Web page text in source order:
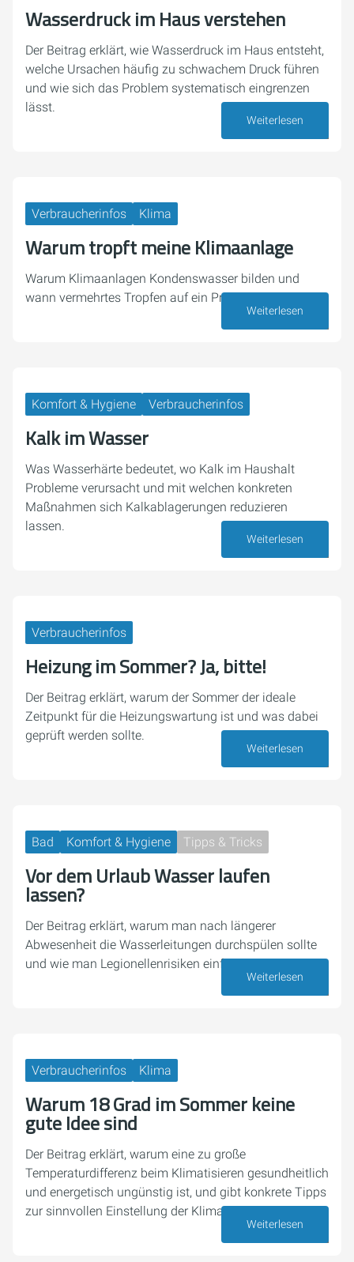
Wasserdruck im Haus verstehen
Der Beitrag erklärt, wie Wasserdruck im Haus entsteht,
welche Ursachen häufig zu schwachem Druck führen
und wie sich das Problem systematisch eingrenzen
lässt.
Weiterlesen
Verbraucherinfos Klima
Warum tropft meine Klimaanlage
Warum Klimaanlagen Kondenswasser bilden und
wann vermehrtes Tropfen auf ein Problem hindeutet.
Weiterlesen
Komfort & Hygiene Verbraucherinfos
Kalk im Wasser
Was Wasserhärte bedeutet, wo Kalk im Haushalt
Probleme verursacht und mit welchen konkreten
Maßnahmen sich Kalkablagerungen reduzieren
lassen.
Weiterlesen
Verbraucherinfos
Heizung im Sommer? Ja, bitte!
Der Beitrag erklärt, warum der Sommer der ideale
Zeitpunkt für die Heizungswartung ist und was dabei
geprüft werden sollte.
Weiterlesen
Bad Komfort & Hygiene Tipps & Tricks
Vor dem Urlaub Wasser laufen
lassen?
Der Beitrag erklärt, warum man nach längerer
Abwesenheit die Wasserleitungen durchspülen sollte
und wie man Legionellenrisiken einfach reduziert.
Weiterlesen
Verbraucherinfos Klima
Warum 18 Grad im Sommer keine
gute Idee sind
Der Beitrag erklärt, warum eine zu große
Temperaturdifferenz beim Klimatisieren gesundheitlich
und energetisch ungünstig ist, und gibt konkrete Tipps
zur sinnvollen Einstellung der Klimaanlage.
Weiterlesen